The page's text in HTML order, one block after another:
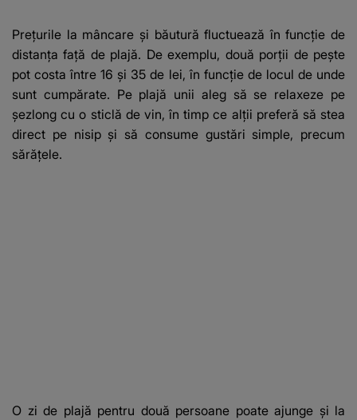
fanilor
Prețurile la mâncare și băutură fluctuează în funcție de
distanța față de plajă. De exemplu, două porții de pește
pot costa între 16 și 35 de lei, în funcție de locul de unde
sunt cumpărate. Pe plajă unii aleg să se relaxeze pe
șezlong cu o sticlă de vin, în timp ce alții preferă să stea
direct pe nisip și să consume gustări simple, precum
sărățele.
O zi de plajă pentru două persoane poate ajunge și la